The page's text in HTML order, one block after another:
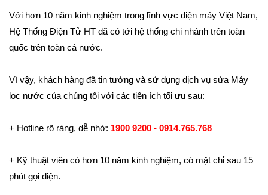
Với hơn 10 năm kinh nghiệm trong lĩnh vực điện máy Việt Nam,
Hệ Thống Điện Tử HT đã có tới hệ thống chi nhánh trên toàn
quốc trên toàn cả nước.
Vì vậy, khách hàng đã tin tưởng và sử dụng dịch vụ sửa Máy
lọc nước của chúng tôi với các tiện ích tối ưu sau:
+ Hotline rõ ràng, dễ nhớ: 1900 9200 - 0914.765.768
+ Kỹ thuật viên có hơn 10 năm kinh nghiệm, có mặt chỉ sau 15
phút gọi điện.